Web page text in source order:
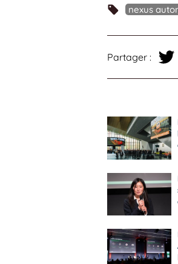
nexus
Partager :